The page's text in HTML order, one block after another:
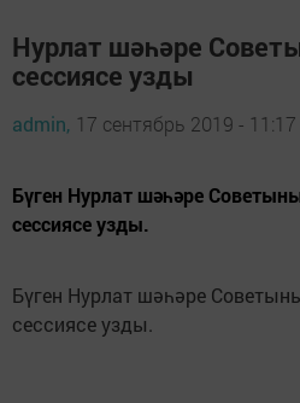
Нурлат шәһәре
сессиясе узды
admin, 17 сентябрь 2019 - 11:17
Бүген Нурлат шәһәре
сессиясе узды.
Бүген Нурлат шәһәре
сессиясе узды.